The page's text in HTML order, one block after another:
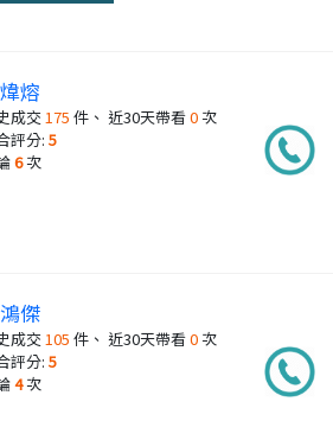
熔
成交175 件、 近30天帶看0次
評分:5
6次
傑
成交 105 件、 近30天帶看0次
評分:5
4次